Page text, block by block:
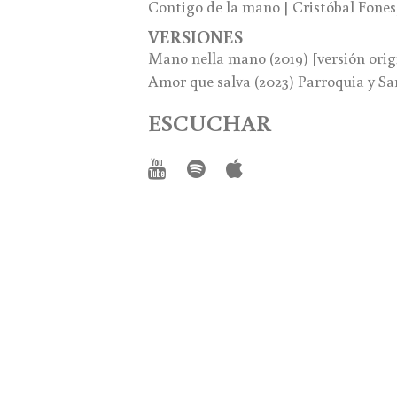
Contigo de la mano | Cristóbal
VERSIONES
Mano nella mano (2019) [versión
Amor que salva (2023) Parroquia y
ESCUCHAR